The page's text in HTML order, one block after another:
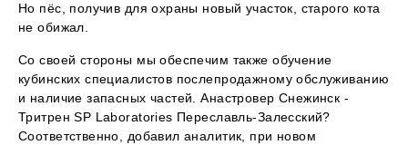
Но пёс, получив для охраны новый участок, старого кота
не обижал.
Со своей стороны мы обеспечим также обучение
кубинских специалистов послепродажному обслуживанию
и наличие запасных частей. Анастровер Снежинск -
Тритрен SP Laboratories Переславль-Залесский?
Соответственно, добавил аналитик, при новом